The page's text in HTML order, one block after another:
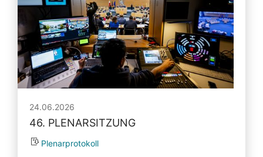
24.06.2026
46. PLENARSITZUNG
Plenarprotokoll